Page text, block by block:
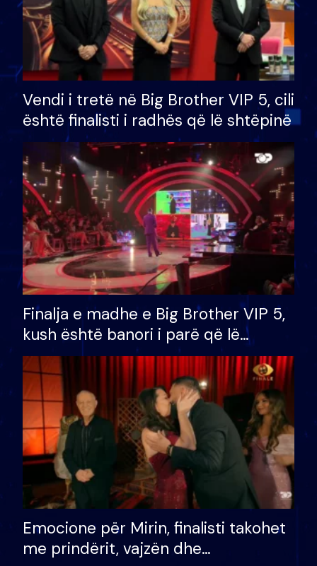
Vendi i tretë në Big Brother VIP 5, cili
është finalisti i radhës që lë shtëpinë
Finalja e madhe e Big Brother VIP 5,
kush është banori i parë që lë
shtëpinë dhe humb mundësinë për
të fituar çmimin e madh
Emocione për Mirin, finalisti takohet
me prindërit, vajzën dhe